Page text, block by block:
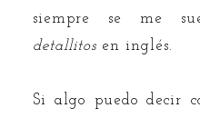
siempre se me
detallitosen inglés.
Si algo puedo decir